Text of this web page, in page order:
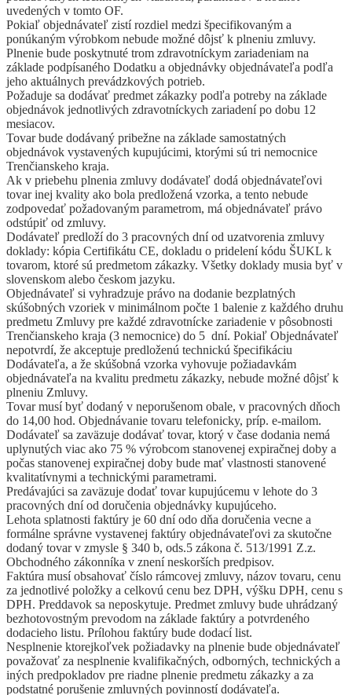
uvedených v tomto OF.
Pokiaľ objednávateľ zistí rozdiel medzi špecifikovaným a
ponúkaným výrobkom nebude možné dôjsť k plneniu zmluvy.
Plnenie bude poskytnuté trom zdravotníckym zariadeniam na
základe podpísaného Dodatku a objednávky objednávateľa podľa
jeho aktuálnych prevádzkových potrieb.
Požaduje sa dodávať predmet zákazky podľa potreby na základe
objednávok jednotlivých zdravotníckych zariadení po dobu 12
mesiacov.
Tovar bude dodávaný pribežne na základe samostatných
objednávok vystavených kupujúcimi, ktorými sú tri nemocnice
Trenčianskeho kraja.
Ak v priebehu plnenia zmluvy dodávateľ dodá objednávateľovi
tovar inej kvality ako bola predložená vzorka, a tento nebude
zodpovedať požadovaným parametrom, má objednávateľ právo
odstúpiť od zmluvy.
Dodávateľ predloží do 3 pracovných dní od uzatvorenia zmluvy
doklady: kópia Certifikátu CE, dokladu o pridelení kódu ŠUKL k
tovarom, ktoré sú predmetom zákazky. Všetky doklady musia byť v
slovenskom alebo českom jazyku.
Objednávateľ si vyhradzuje právo na dodanie bezplatných
skúšobných vzoriek v minimálnom počte 1 balenie z každého druhu
predmetu Zmluvy pre každé zdravotnícke zariadenie v pôsobnosti
Trenčianskeho kraja (3 nemocnice) do 5 dní. Pokiaľ Objednávateľ
nepotvrdí, že akceptuje predloženú technickú špecifikáciu
Dodávateľa, a že skúšobná vzorka vyhovuje požiadavkám
objednávateľa na kvalitu predmetu zákazky, nebude možné dôjsť k
plneniu Zmluvy.
Tovar musí byť dodaný v neporušenom obale, v pracovných dňoch
do 14,00 hod. Objednávanie tovaru telefonicky, príp. e-mailom.
Dodávateľ sa zaväzuje dodávať tovar, ktorý v čase dodania nemá
uplynutých viac ako 75 % výrobcom stanovenej expiračnej doby a
počas stanovenej expiračnej doby bude mať vlastnosti stanovené
kvalitatívnymi a technickými parametrami.
Predávajúci sa zaväzuje dodať tovar kupujúcemu v lehote do 3
pracovných dní od doručenia objednávky kupujúceho.
Lehota splatnosti faktúry je 60 dní odo dňa doručenia vecne a
formálne správne vystavenej faktúry objednávateľovi za skutočne
dodaný tovar v zmysle § 340 b, ods.5 zákona č. 513/1991 Z.z.
Obchodného zákonníka v znení neskorších predpisov.
Faktúra musí obsahovať číslo rámcovej zmluvy, názov tovaru, cenu
za jednotlivé položky a celkovú cenu bez DPH, výšku DPH, cenu s
DPH. Preddavok sa neposkytuje. Predmet zmluvy bude uhrádzaný
bezhotovostným prevodom na základe faktúry a potvrdeného
dodacieho listu. Prílohou faktúry bude dodací list.
Nesplnenie ktorejkoľvek požiadavky na plnenie bude objednávateľ
považovať za nesplnenie kvalifikačných, odborných, technických a
iných predpokladov pre riadne plnenie predmetu zákazky a za
podstatné porušenie zmluvných povinností dodávateľa.